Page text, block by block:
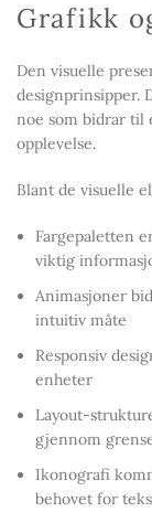
Grafikk
Den visuelle
designprinsipper.
noe som bidrar til
opplevelse.
Blant de visuelle
Fargepaletten
viktig
Animasjoner
intuitiv måte
Responsiv
enheter
Layout-
gjennom
Ikonografi
behovet for